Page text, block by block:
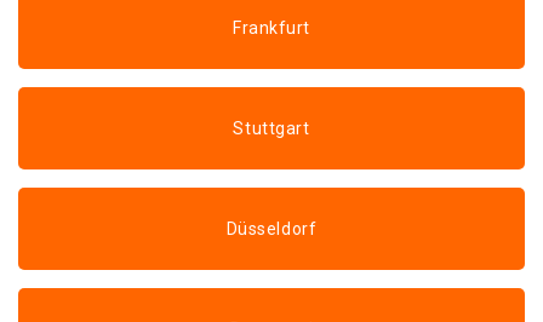
Frankfurt
Stuttgart
Düsseldorf